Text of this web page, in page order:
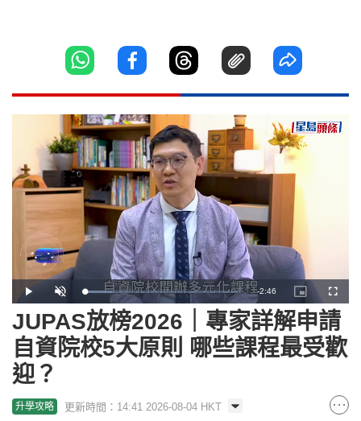
Play Unmute Loaded:
17.52%
Remaining
Time
-2:46
Picture-
in-
Picture
JUPAS放榜2026｜專家詳解申請
自資院校5大原則 哪些課程最受歡
迎？
升學攻略 更新時間：14:41 2026-08-04 HKT